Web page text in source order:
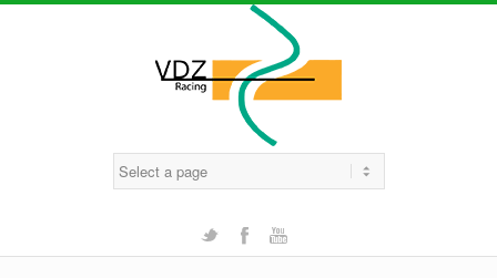
TwitterFacebook